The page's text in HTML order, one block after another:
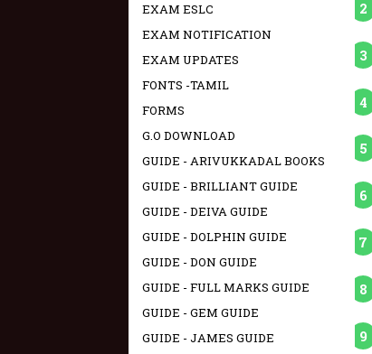
EXAM ESLC
EXAM NOTIFICATION
EXAM UPDATES
FONTS -TAMIL
FORMS
G.O DOWNLOAD
GUIDE - ARIVUKKADAL BOOKS
GUIDE - BRILLIANT GUIDE
GUIDE - DEIVA GUIDE
GUIDE - DOLPHIN GUIDE
GUIDE - DON GUIDE
GUIDE - FULL MARKS GUIDE
GUIDE - GEM GUIDE
GUIDE - JAMES GUIDE